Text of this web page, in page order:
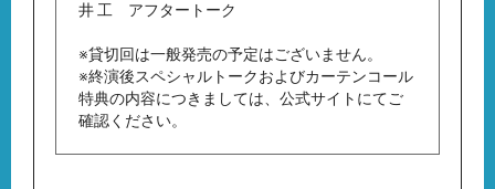
井 工 アフタートーク
※貸切回は一般発売の予定はございません。
※終演後スペシャルトークおよびカーテンコール
特典の内容につきましては、公式サイトにてご
確認ください。